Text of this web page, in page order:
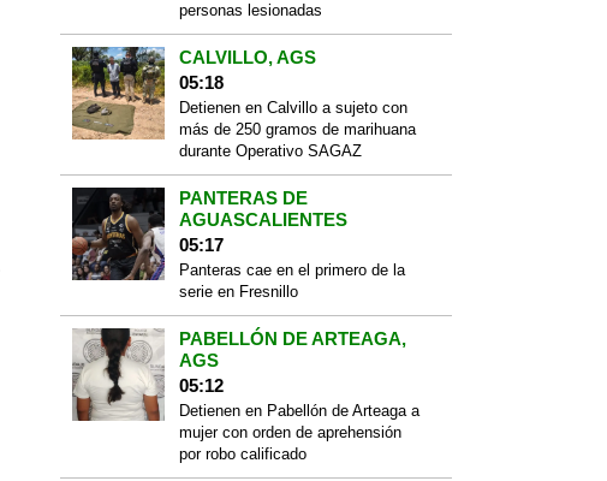
personas lesionadas
CALVILLO, AGS
05:18
Detienen en Calvillo a sujeto con
más de 250 gramos de marihuana
durante Operativo SAGAZ
PANTERAS DE
AGUASCALIENTES
05:17
Panteras cae en el primero de la
serie en Fresnillo
PABELLÓN DE ARTEAGA,
AGS
05:12
Detienen en Pabellón de Arteaga a
mujer con orden de aprehensión
por robo calificado